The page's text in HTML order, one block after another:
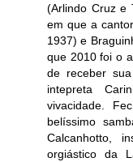
(Arlindo Cruz e
em que a
1937) e
que 2010 foi o
de receber
intepreta
vivacidade.
belíssimo
Calcanhotto,
orgiástico da